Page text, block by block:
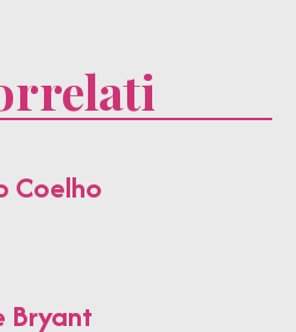
Coelho
Bryant